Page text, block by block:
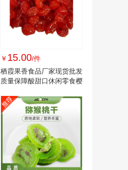
￥ 15.00/件
栖霞果香食品厂家现货批发
质量保障酸甜口休闲零食樱